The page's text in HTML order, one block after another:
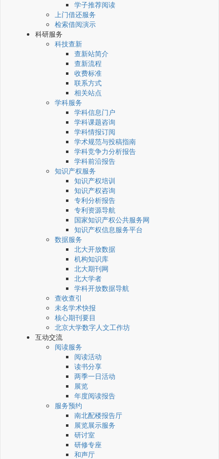
学子推荐阅读
上门借还服务
检索借阅演示
科研服务
科技查新
查新站简介
查新流程
收费标准
联系方式
相关站点
学科服务
学科信息门户
学科课题咨询
学科情报订阅
学术规范与投稿指南
学科竞争力分析报告
学科前沿报告
知识产权服务
知识产权培训
知识产权咨询
专利分析报告
专利资源导航
国家知识产权公共服务网
知识产权信息服务平台
数据服务
北大开放数据
机构知识库
北大期刊网
北大学者
学科开放数据导航
查收查引
未名学术快报
核心期刊要目
北京大学数字人文工作坊
互动交流
阅读服务
阅读活动
读书分享
两季一日活动
展览
年度阅读报告
服务预约
南北配楼报告厅
展览展示服务
研讨室
研修专座
和声厅